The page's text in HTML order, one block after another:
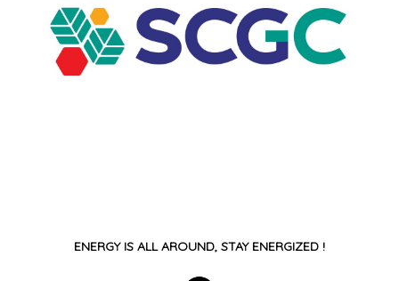
ENERGY IS ALL AROUND, STAY ENERGIZED !